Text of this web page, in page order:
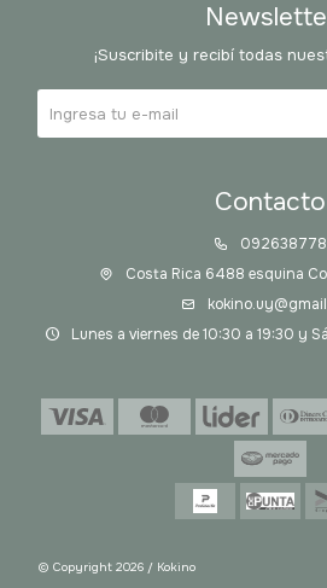
Contacto
092638778
Costa Rica 6488 esquina
Lunes a viernes de 10:30 a 19:30 y
¡Suscribite y recibí todas
© Copyright 2026 / Kokino